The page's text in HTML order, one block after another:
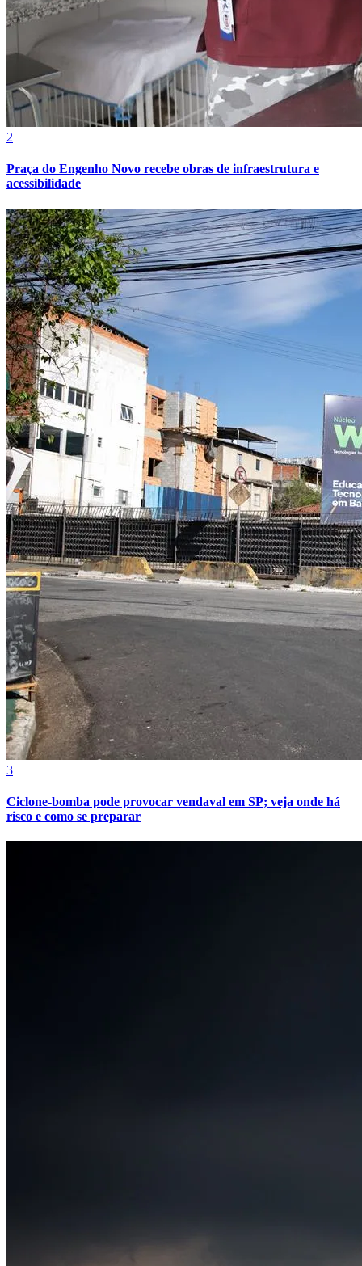
Cruzeiro
Bahia
2
Praça do Engenho Novo recebe obras de infraestrutura e
acessibilidade
3
Ciclone-bomba pode provocar vendaval em SP; veja onde há
risco e como se preparar